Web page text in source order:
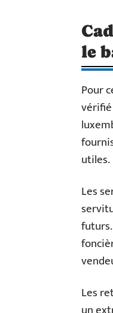
le
Pour
utiles.
Les
Les